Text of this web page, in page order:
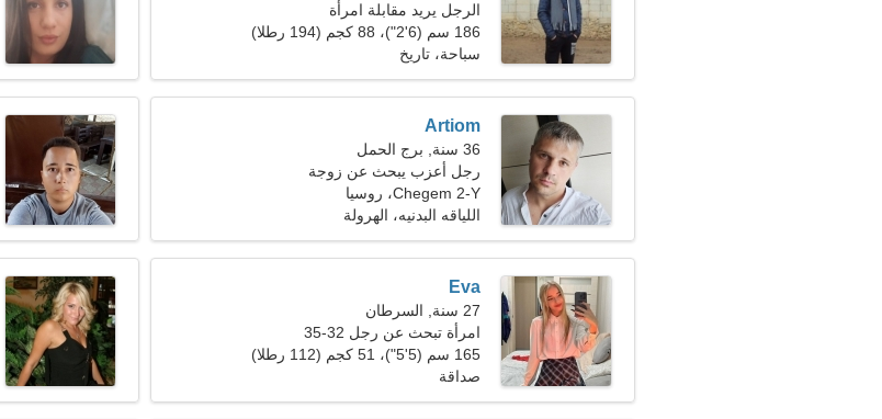
الرجل يريد مقابلة امرأة
186 سم (6'2")، 88 كجم (194 رطلا)
سباحة، تاريخ
Artiom
36 سنة, برج الحمل
رجل أعزب يبحث عن زوجة
Chegem 2-Y، روسيا
اللياقه البدنيه، الهرولة
Eva
27 سنة, السرطان
امرأة تبحث عن رجل 32-35
165 سم (5'5")، 51 كجم (112 رطلا)
صداقة